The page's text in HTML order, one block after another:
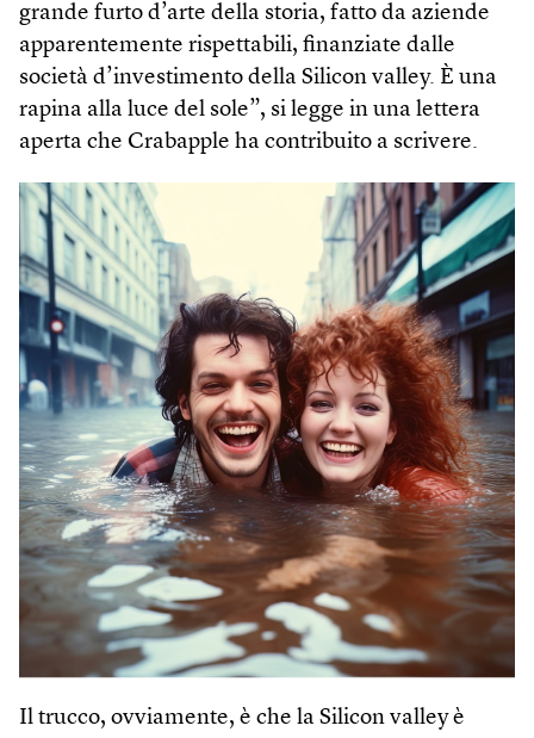
grande furto d’arte della storia, fatto da aziende
apparentemente rispettabili, finanziate dalle
società d’investimento della Silicon valley. È una
rapina alla luce del sole”, si legge in una lettera
aperta che Crabapple ha contribuito a scrivere.
Il trucco, ovviamente, è che la Silicon valley è